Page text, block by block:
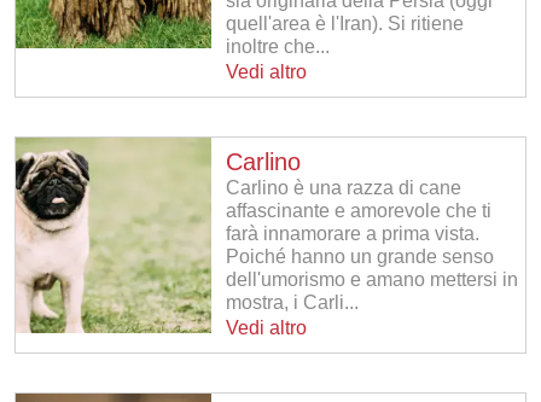
quell'area è l'Iran). Si ritiene
inoltre che...
Vedi altro
Carlino
Carlino è una razza di cane
affascinante e amorevole che ti
farà innamorare a prima vista.
Poiché hanno un grande senso
dell'umorismo e amano mettersi in
mostra, i Carli...
Vedi altro